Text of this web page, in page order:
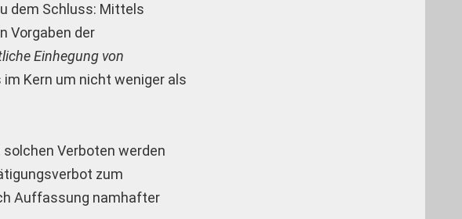
dem Schluss: Mittels
Vorgaben der
Einhegung von
Kern um nicht weniger als
Verboten werden
zum
Auffassung namhafter